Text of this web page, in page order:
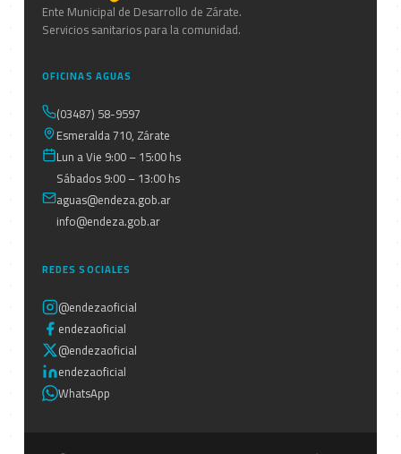
Ente Municipal de Desarrollo de Zárate.
Servicios sanitarios para la comunidad.
OFICINAS AGUAS
(03487) 58-9597
Esmeralda 710, Zárate
Lun a Vie 9:00 – 15:00 hs
Sábados 9:00 – 13:00 hs
aguas@endeza.gob.ar
info@endeza.gob.ar
REDES SOCIALES
@endezaoficial
endezaoficial
@endezaoficial
endezaoficial
WhatsApp